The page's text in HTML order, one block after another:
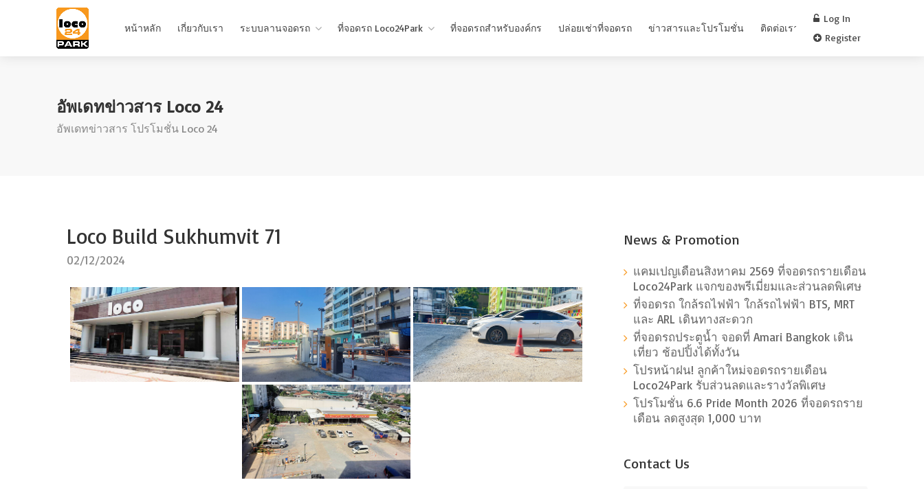
หน้าหลัก เกี่ยวกับเรา ระบบลานจอดรถ ที่จอดรถ Loco24Park ที่จอดรถสำหรับองค์กร ปล่อยเช่าที่จอดรถ ข่าวสารและโปรโมชั่น ติดต่อเรา
Log In
Register
อัพเดทข่าวสาร Loco 24
อัพเดทข่าวสาร โปรโมชั่น Loco 24
Loco Build Sukhumvit 71
02/12/2024
News & Promotion
แคมเปญเดือนสิงหาคม 2569 ที่จอดรถรายเดือน
Loco24Park แจกของพรีเมี่ยมและส่วนลดพิเศษ
ที่จอดรถ ใกล้รถไฟฟ้า ใกล้รถไฟฟ้า BTS, MRT
และ ARL เดินทางสะดวก
ที่จอดรถประตูน้ำ จอดที่ Amari Bangkok เดิน
เที่ยว ช้อปปิ้งได้ทั้งวัน
โปรหน้าฝน! ลูกค้าใหม่จอดรถรายเดือน
Loco24Park รับส่วนลดและรางวัลพิเศษ
โปรโมชั่น 6.6 Pride Month 2026 ที่จอดรถราย
เดือน ลดสูงสุด 1,000 บาท
Contact Us